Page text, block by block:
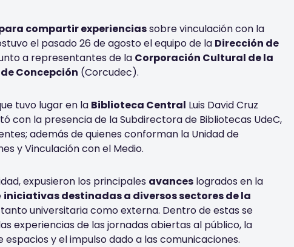
compartir experienciassobre vinculación con la
el pasado 26 de agosto el equipo de la Dirección de
a representantes de la Corporación Cultural de la
Concepción (Corcudec).
tuvo lugar en la Biblioteca Central Luis David Cruz
con la presencia de la Subdirectora de Bibliotecas UdeC,
además de quienes conforman la Unidad de
y Vinculación con el Medio.
expusieron los principales avances logrados en la
iniciativas destinadas a diversos sectores de la
tanto universitaria como externa. Dentro de estas se
experiencias de las jornadas abiertas al público, la
espacios y el impulso dado a las comunicaciones.